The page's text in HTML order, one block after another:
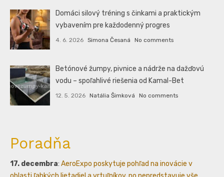
Domáci silový tréning s činkami a praktickým
vybavením pre každodenný progres
4. 6. 2026 Simona Česaná No comments
Betónové žumpy, pivnice a nádrže na dažďovú
vodu – spoľahlivé riešenia od Kamal-Bet
12. 5. 2026 Natália Šimková No comments
Poradňa
17. decembra: AeroExpo poskytuje pohľad na inovácie v